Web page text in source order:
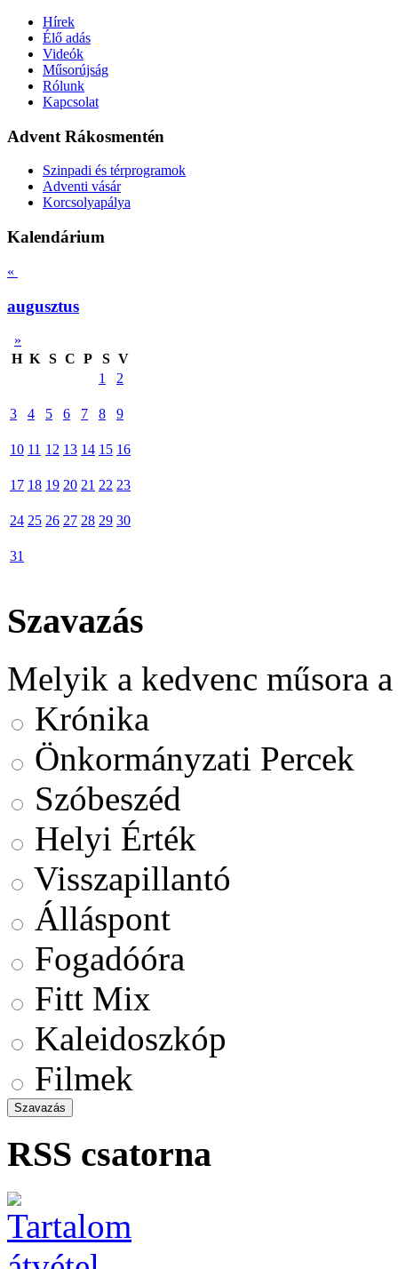
Hírek
Élő adás
Videók
Műsorújság
Rólunk
Kapcsolat
Advent Rákosmentén
Szinpadi és térprogramok
Adventi vásár
Korcsolyapálya
Kalendárium
«
augusztus
»
H K S C P S V
1
2
3 4 5 6 7 8 9
10 11 12 13 14 15 16
17 18 19 20 21 22 23
24 25 26 27 28 29 30
31
Szavazás
Melyik a kedvenc műsora
Krónika
Önkormányzati Percek
Szóbeszéd
Helyi Érték
Visszapillantó
Álláspont
Fogadóóra
Fitt Mix
Kaleidoszkóp
Filmek
RSS csatorna